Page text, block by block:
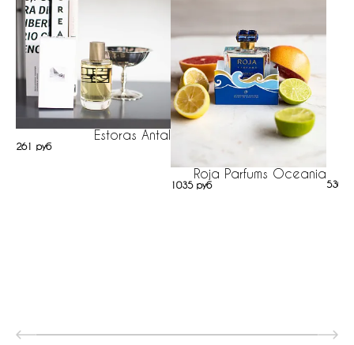
Estoras Antal
261 руб
Roja Parfums Oceania
1035 руб 530